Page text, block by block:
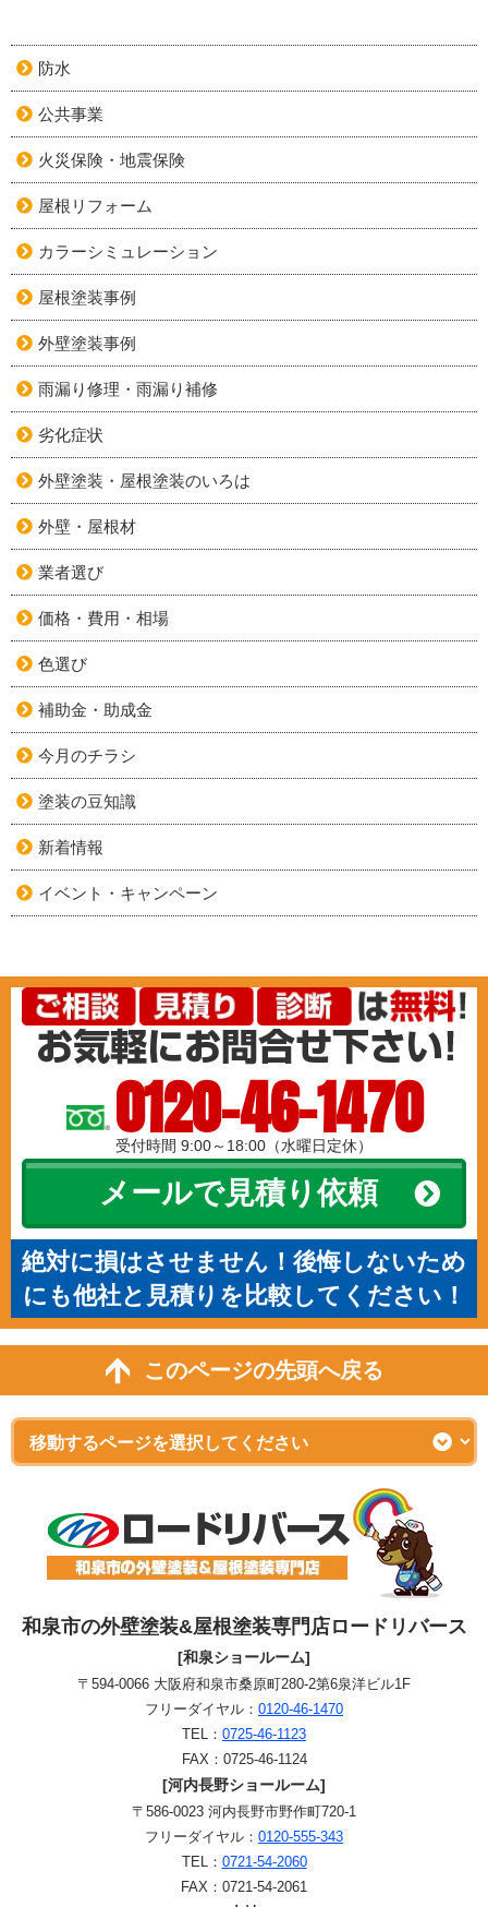
防水
公共事業
火災保険・地震保険
屋根リフォーム
カラーシミュレーション
屋根塗装事例
外壁塗装事例
雨漏り修理・雨漏り補修
劣化症状
外壁塗装・屋根塗装のいろは
外壁・屋根材
業者選び
価格・費用・相場
色選び
補助金・助成金
今月のチラシ
塗装の豆知識
新着情報
イベント・キャンペーン
0120-46-1470
受付時間 9:00～18:00（水曜日定休）
メールで見積り依頼
絶対に損はさせません！後悔しないため
にも他社と見積りを比較してください！
このページの先頭へ戻る
和泉市の外壁塗装&屋根塗装専門店ロードリバース
[和泉ショールーム]
〒594-0066 大阪府和泉市桑原町280-2第6泉洋ビル1F
フリーダイヤル： 0120-46-1470
TEL： 0725-46-1123
FAX：0725-46-1124
[河内長野ショールーム]
〒586-0023 河内長野市野作町720-1
フリーダイヤル： 0120-555-343
TEL： 0721-54-2060
FAX：0721-54-2061